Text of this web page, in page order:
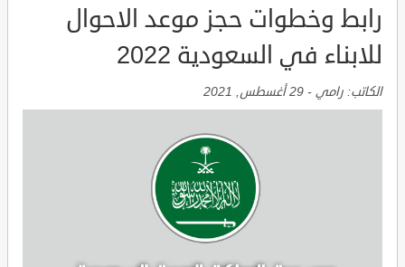
رابط وخطوات حجز موعد الاحوال
للابناء في السعودية 2022
الكاتب: رامي - 29 أغسطس, 2021